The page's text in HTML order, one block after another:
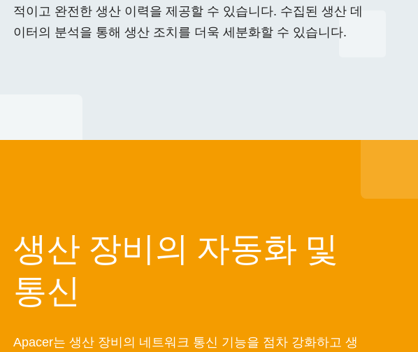
적이고 완전한 생산 이력을 제공할 수 있습니다. 수집된 생산 데
이터의 분석을 통해 생산 조치를 더욱 세분화할 수 있습니다.
생산 장비의 자동화 및
통신
Apacer는 생산 장비의 네트워크 통신 기능을 점차 강화하고 생